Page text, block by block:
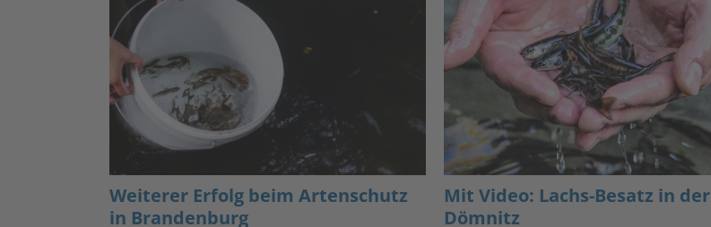
Weiterer Erfolg beim Artenschutz
in Brandenburg
Mit Video: Lachs-Besatz in der
Dömnitz